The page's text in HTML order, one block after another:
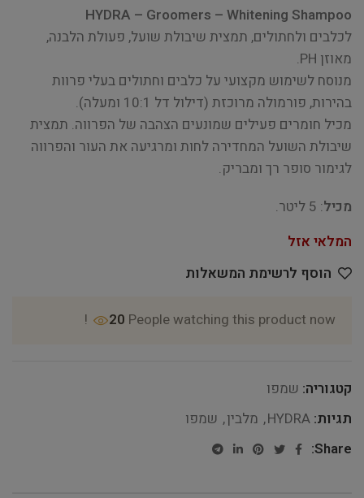
HYDRA – Groomers – Whitening Shampoo
לכלבים ולחתולים, תמצית שיבולת שועל, פעולת הלבנה,
מאוזן PH.
מנוסח לשימוש מקצועי על כלבים וחתולים בעלי פרוות
בהירות, פורמולה מרוכזת (דילול דל 10:1 ומעלה).
מכיל חומרים פעילים שמונעים הצהבה של הפרווה. תמצית
שיבולת השועל המחדירה לחות ומרגיעה את העור והפרווה
לגימור סופר רך ומבריק.
מכיל: 5 ליטר.
המלאי אזל
הוסף לרשימת המשאלות
20 People watching this product now!
קטגוריה: שמפו
תגיות: HYDRA
, מלבין, שמפו
Share: